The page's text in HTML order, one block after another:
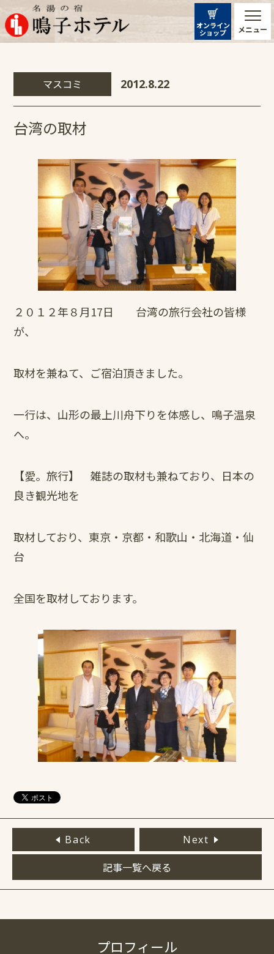
メニュー
オンライン
ショップ
マスコミ 2012.8.22
台湾の取材
２０１２年８月17日 台湾の旅行会社の皆様
が、
取材を兼ねて、ご宿泊頂きました。
一行は、山形の最上川舟下りを体感し、鳴子温泉
へ。
【愛。旅行】 雑誌の取材も兼ねており、日本の
良き観光地を
取材しており、東京・京都・和歌山・北海道・仙
台
全国を取材しております。
Back Next
記事一覧へ戻る
プロフィール